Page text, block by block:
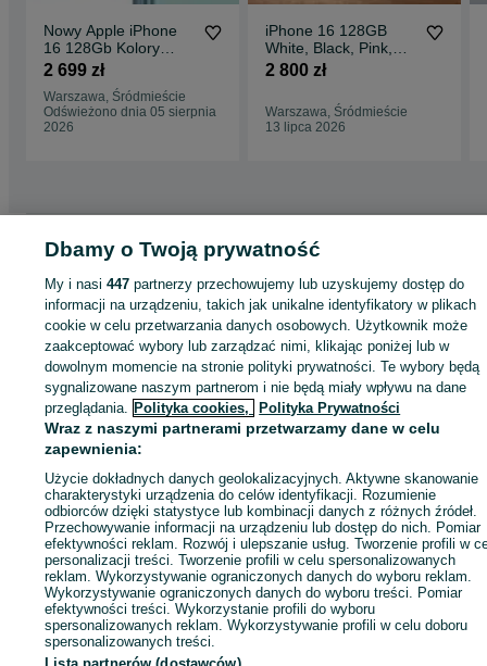
Nowy Apple iPhone
16 128Gb Kolory
2699ZŁ Black Teal
Warszawa
2 699 zł
Warszawa, Śródmieście
Odświeżono dnia 05 sierpnia
2026
iPhone 16 128GB
White, Black, Pink,
Teal, Ultramarine PL
2 800 zł
Warszawa, Śródmieście
13 lipca 2026
Strona główna Elektronika Telefony
Smartfony i telefony komórkowe
iPhone - Mazowieckie iPhone - Warszawa
KATEGORIA
ID:1014100169 Wyświetlenia:
Zadzwoń / SMS Wyślij wiadomość
Dbamy o Twoją prywatność
My i nasi447 partnerzy przechowujemy lub uzyskujemy dostęp do
informacji na urządzeniu, takich jak unikalne identyfikatory w plikach
cookie w celu przetwarzania danych osobowych. Użytkownik może
zaakceptować wybory lub zarządzać nimi, klikając poniżej lub w
dowolnym momencie na stronie polityki prywatności. Te wybory będą
sygnalizowane naszym partnerom i nie będą miały wpływu na dane
przeglądania. Polityka cookies, Polityka Prywatności
Wraz z naszymi partnerami przetwarzamy dane w celu
zapewnienia:
Użycie dokładnych danych geolokalizacyjnych. Aktywne skanowanie
charakterystyki urządzenia do celów identyfikacji. Rozumienie
odbiorców dzięki statystyce lub kombinacji danych z różnych źródeł.
Przechowywanie informacji na urządzeniu lub dostęp do nich. Pomiar
efektywności reklam. Rozwój i ulepszanie usług. Tworzenie profili w
personalizacji treści. Tworzenie profili w celu spersonalizowanych
reklam. Wykorzystywanie ograniczonych danych do wyboru reklam.
Wykorzystywanie ograniczonych danych do wyboru treści. Pomiar
efektywności treści. Wykorzystanie profili do wyboru
spersonalizowanych reklam. Wykorzystywanie profili w celu doboru
spersonalizowanych treści.